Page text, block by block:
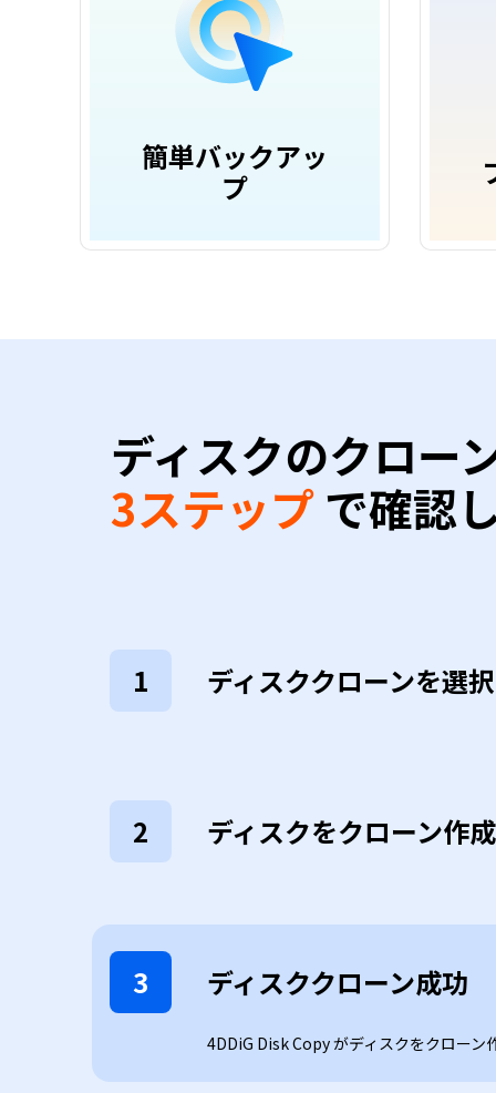
簡単バックアッ
プ
ディスクのクロー
3ステップで確認
1 ディスククローンを選択
2 ディスクをクローン作成
3 ディスククローン成功
4DDiG Disk Copy がディスクをクローン